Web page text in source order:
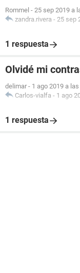
Rommel - 25 sep 2019 a
zandra.rivera - 25 sep
1 respuesta
Olvidé mi
delimar - 1 ago 2019 a
Carlos-vialfa - 1 ago
1 respuesta